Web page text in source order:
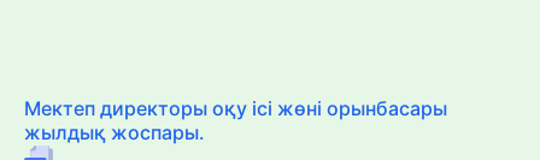
Мектеп директоры оқу ісі жөні орынбасары
жылдық жоспары.